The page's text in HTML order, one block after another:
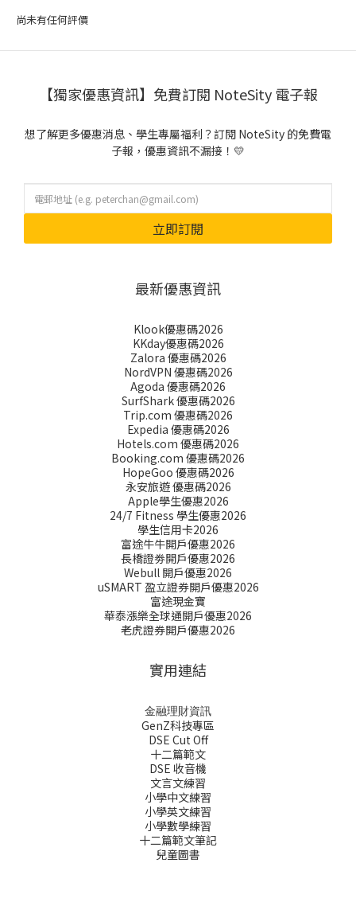
尚未有任何評價
【獨家優惠資訊】免費訂閱 NoteSity 電子報
想了解更多優惠消息、學生專屬福利？訂閱 NoteSity 的免費電
子報，優惠資訊不漏接！💛
立即訂閱
最新優惠資訊
Klook優惠碼2026
KKday優惠碼2026
Zalora 優惠碼2026
NordVPN 優惠碼2026
Agoda 優惠碼2026
SurfShark 優惠碼2026
Trip.com 優惠碼2026
Expedia 優惠碼2026
Hotels.com 優惠碼2026
Booking.com 優惠碼2026
HopeGoo 優惠碼2026
永安旅遊 優惠碼2026
Apple學生優惠2026
24/7 Fitness 學生優惠2026
學生信用卡2026
富途牛牛開戶優惠2026
長橋證劵開戶優惠2026
Webull 開戶優惠2026
uSMART 盈立證券開戶優惠2026
富途現金寶
華泰漲樂全球通開戶優惠2026
老虎證券開戶優惠2026
實用連結
金融理財資訊
GenZ科技專區
DSE Cut Off
十二篇範文
DSE 收音機
文言文練習
小學中文練習
小學英文練習
小學數學練習
十二篇範文筆記
兒童圖書